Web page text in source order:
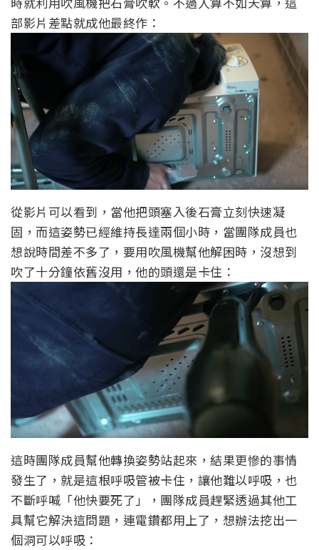
部影片差點就成他最終作：
從影片可以看到，當他把頭塞入後石膏立刻快速凝
固，而這姿勢已經維持長達兩個小時，當團隊成員也
想說時間差不多了，要用吹風機幫他解困時，沒想到
吹了十分鐘依舊沒用，他的頭還是卡住：
這時團隊成員幫他轉換姿勢站起來，結果更慘的事情
發生了，就是這根呼吸管被卡住，讓他難以呼吸，也
不斷呼喊「他快要死了」，團隊成員趕緊透過其他工
具幫它解決這問題，連電鑽都用上了，想辦法挖出一
個洞可以呼吸：